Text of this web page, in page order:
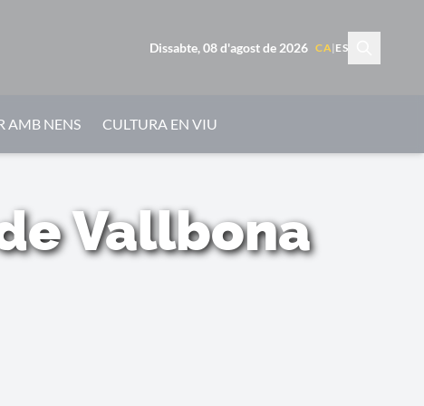
Dissabte, 08 d'agost de 2026 CA| ES
AMB NENS CULTURA EN VIU
Vallbona